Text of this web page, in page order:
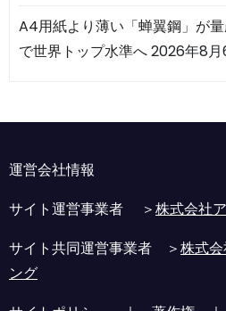
A4用紙より薄い「蝉翼鋼」が
で世界トップ水準へ2026年8月
運営会社情報
サイト運営事業者 ＞株式会社
サイト共同運営事業者 ＞株式
ング